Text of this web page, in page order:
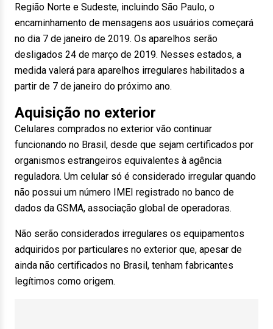
Região Norte e Sudeste, incluindo São Paulo, o
encaminhamento de mensagens aos usuários começará
no dia 7 de janeiro de 2019. Os aparelhos serão
desligados 24 de março de 2019. Nesses estados, a
medida valerá para aparelhos irregulares habilitados a
partir de 7 de janeiro do próximo ano.
Aquisição no exterior
Celulares comprados no exterior vão continuar
funcionando no Brasil, desde que sejam certificados por
organismos estrangeiros equivalentes à agência
reguladora. Um celular só é considerado irregular quando
não possui um número IMEI registrado no banco de
dados da GSMA, associação global de operadoras.
Não serão considerados irregulares os equipamentos
adquiridos por particulares no exterior que, apesar de
ainda não certificados no Brasil, tenham fabricantes
legítimos como origem.